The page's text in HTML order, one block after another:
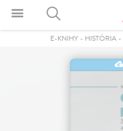
E-KNIHY - HISTÓRIA -